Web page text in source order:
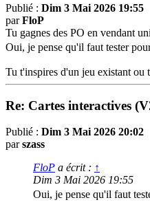
Publié : Dim 3 Mai 2026 19:55
parFloP
Tu gagnes des PO en vendant
Oui, je pense qu'il faut tester
Tu t'inspires d'un jeu existant ou
Re: Cartes interactives
Publié : Dim 3 Mai 2026 20:02
parszass
FloP a écrit : ↑
Dim 3 Mai 2026 19:55
Oui, je pense qu'il faut